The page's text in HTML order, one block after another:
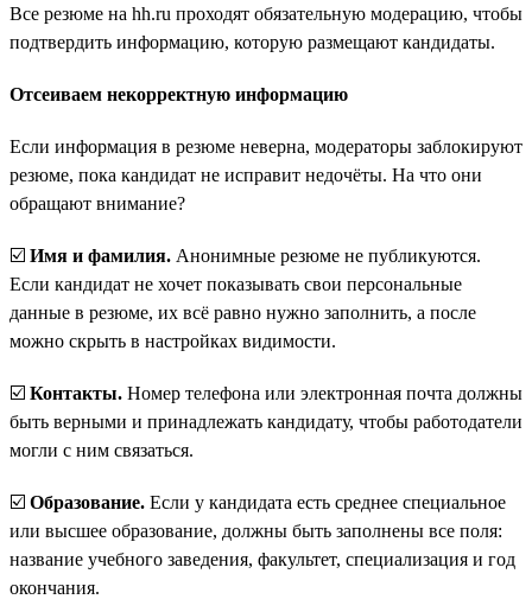
Все резюме на hh.ru проходят обязательную модерацию, чтобы
подтвердить информацию, которую размещают кандидаты.
Отсеиваем некорректную информацию
Если информация в резюме неверна, модераторы заблокируют
резюме, пока кандидат не исправит недочёты. На что они
обращают внимание?
☑️ Имя и фамилия. Анонимные резюме не публикуются.
Если кандидат не хочет показывать свои персональные
данные в резюме, их всё равно нужно заполнить, а после
можно скрыть в настройках видимости.
☑️ Контакты. Номер телефона или электронная почта должны
быть верными и принадлежать кандидату, чтобы работодатели
могли с ним связаться.
☑️ Образование. Если у кандидата есть среднее специальное
или высшее образование, должны быть заполнены все поля:
название учебного заведения, факультет, специализация и год
окончания.